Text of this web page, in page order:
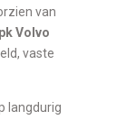
van
Volvo
vaste
langdurig